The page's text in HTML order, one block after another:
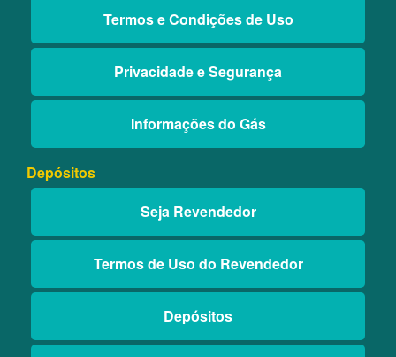
Termos e Condições de Uso
Privacidade e Segurança
Informações do Gás
Depósitos
Seja Revendedor
Termos de Uso do Revendedor
Depósitos